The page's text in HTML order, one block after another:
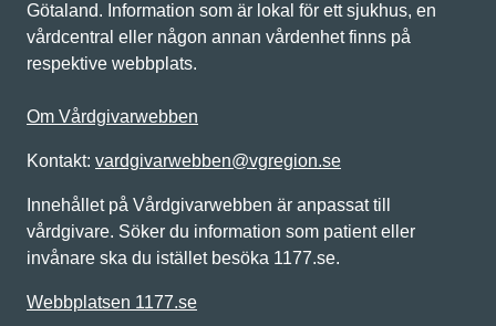
Götaland. Information som är lokal för ett sjukhus, en
vårdcentral eller någon annan vårdenhet finns på
respektive webbplats.
Om Vårdgivarwebben
Kontakt: vardgivarwebben@vgregion.se
Innehållet på Vårdgivarwebben är anpassat till
vårdgivare. Söker du information som patient eller
invånare ska du istället besöka 1177.se.
Webbplatsen 1177.se